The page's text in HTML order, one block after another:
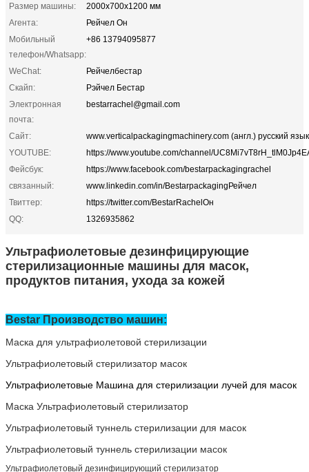
Размер машины:
2000x700x1200 мм
Агента:
Рейчел Он
Мобильный
телефон/Whatsapp:
+86 13794095877
WeChat:
Рейчелбестар
Скайп:
Рэйчел Бестар
Электронная
почта:
bestarrachel@gmail.com
Сайт:
www.verticalpackagingmachinery.com (англ.) русский язык
YOUTUBE:
https://www.youtube.com/channel/
Фейсбук:
https://www.facebook.com/bestarpackagingrachel
связанный:
www.linkedin.com/in/BestarpackagingРейчел
Твиттер:
https://twitter.com/BestarRachelОн
QQ:
1326935862
Ультрафиолетовые дезинфицирующие
стерилизационные машины для масок,
продуктов питания, ухода за кожей
Bestar Производство машин:
Маска для ультрафиолетовой стерилизации
Ультрафиолетовый стерилизатор масок
Ультрафиолетовые Машина для стерилизации лучей для масок
Маска Ультрафиолетовый стерилизатор
Ультрафиолетовый туннель стерилизации для масок
Ультрафиолетовый туннель стерилизации масок
Ультрафиолетовый дезинфицирующий стерилизатор